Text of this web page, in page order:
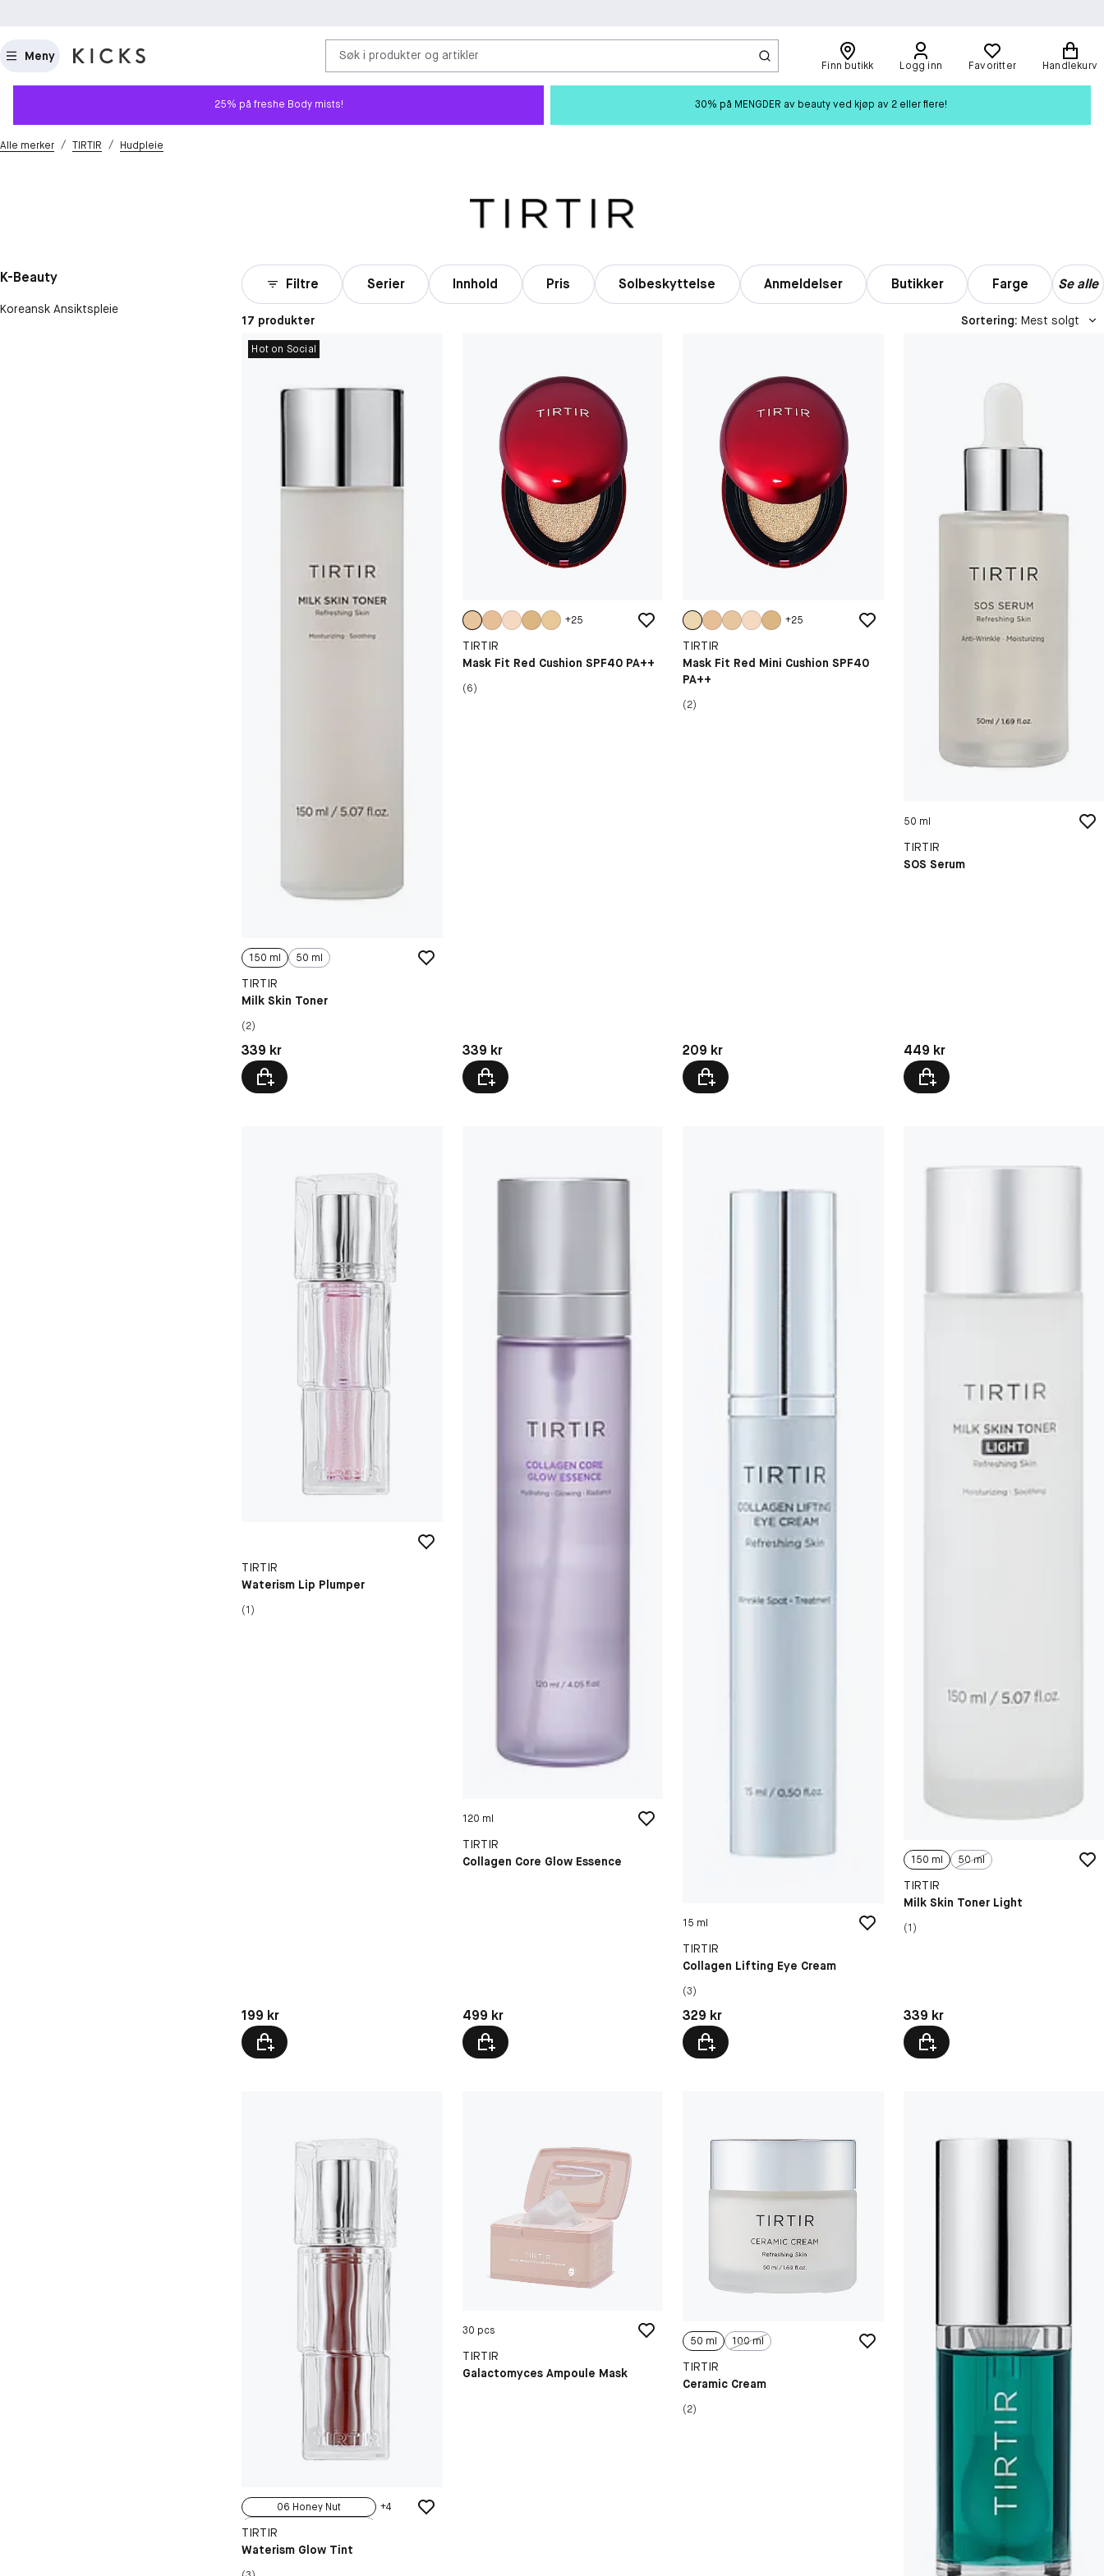
Meny Søk i produkter og artikler
Finn butikk Logg inn Favoritter Handlekurv
25% på freshe Body mists! 30% på MENGDER av beauty ved kjøp av 2 eller flere!
Alle merker / TIRTIR / Hudpleie
K-Beauty
Koreansk Ansiktspleie
Filtre Serier Innhold Pris Solbeskyttelse Anmeldelser Butikker Farge Se alle
17 produkter Sortering: Mest solgt
Hot on Social
150 ml 50 ml
TIRTIR
Milk Skin Toner
(2)
Pris: 339 kr
339 kr
+25
TIRTIR
Mask Fit Red Cushion SPF40 PA++
(6)
Pris: 339 kr
339 kr
+25
TIRTIR
Mask Fit Red Mini Cushion SPF40
PA++
(2)
Pris: 209 kr
209 kr
50 ml
TIRTIR
SOS Serum
Pris: 449 kr
449 kr
TIRTIR
Waterism Lip Plumper
(1)
Pris: 199 kr
199 kr
120 ml
TIRTIR
Collagen Core Glow Essence
Pris: 499 kr
499 kr
15 ml
TIRTIR
Collagen Lifting Eye Cream
(3)
Pris: 329 kr
329 kr
150 ml 50 ml
TIRTIR
Milk Skin Toner Light
(1)
Pris: 339 kr
339 kr
06 Honey Nut
01 Mauve Rose
02 Merry Coral
+4
TIRTIR
Waterism Glow Tint
30 pcs
TIRTIR
Galactomyces Ampoule Mask
50 ml 100 ml
TIRTIR
Ceramic Cream
(2)